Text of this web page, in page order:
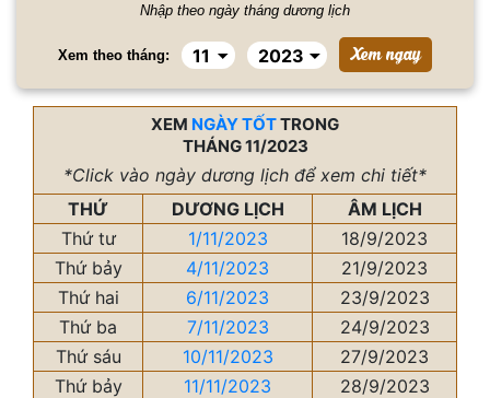
Nhập theo ngày tháng dương lịch
Xem theo tháng:
XEM NGÀY TỐTTRONG
THÁNG 11/2023
*Click vào ngày dương lịch để xem chi tiết*
THỨ
DƯƠNG LỊCH
ÂM LỊCH
Thứ tư
1/11/2023
18/9/2023
Thứ bảy
4/11/2023
21/9/2023
Thứ hai
6/11/2023
23/9/2023
Thứ ba
7/11/2023
24/9/2023
Thứ sáu
10/11/2023
27/9/2023
Thứ bảy
11/11/2023
28/9/2023